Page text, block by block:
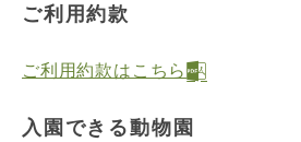
ご利用約款
ご利用約款はこちら
入園できる動物園